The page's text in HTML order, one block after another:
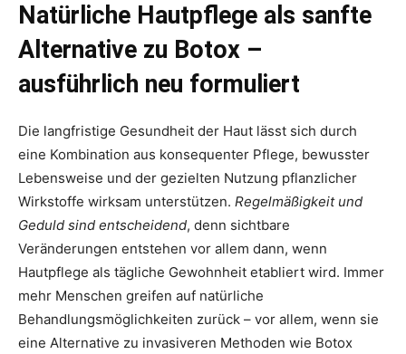
Natürliche Hautpflege als sanfte
Alternative zu Botox –
ausführlich neu formuliert
Die langfristige Gesundheit der Haut lässt sich durch
eine Kombination aus konsequenter Pflege, bewusster
Lebensweise und der gezielten Nutzung pflanzlicher
Wirkstoffe wirksam unterstützen. Regelmäßigkeit und
Geduld sind entscheidend, denn sichtbare
Veränderungen entstehen vor allem dann, wenn
Hautpflege als tägliche Gewohnheit etabliert wird. Immer
mehr Menschen greifen auf natürliche
Behandlungsmöglichkeiten zurück – vor allem, wenn sie
eine Alternative zu invasiveren Methoden wie Botox